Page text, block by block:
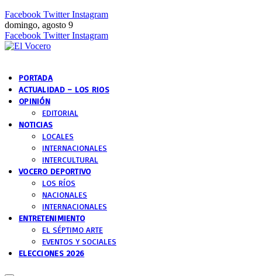
Facebook Twitter Instagram
domingo, agosto 9
Facebook Twitter Instagram
PORTADA
ACTUALIDAD – LOS RIOS
OPINIÓN
EDITORIAL
NOTICIAS
LOCALES
INTERNACIONALES
INTERCULTURAL
VOCERO DEPORTIVO
LOS RÍOS
NACIONALES
INTERNACIONALES
ENTRETENIMIENTO
EL SÉPTIMO ARTE
EVENTOS Y SOCIALES
ELECCIONES 2026